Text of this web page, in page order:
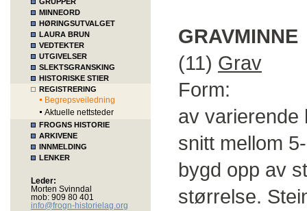
MINNEORD
HØRINGSUTVALGET
LAURA BRUN
VEDTEKTER
UTGIVELSER
SLEKTSGRANSKING
HISTORISKE STIER
REGISTRERING
Begrepsveiledning
Aktuelle nettsteder
FROGNS HISTORIE
ARKIVENE
INNMELDING
LENKER
Leder:
Morten Svinndal
mob: 909 80 401
info@frogn-historielag.org
GRAVMINNE
(11) Grav
Form:
av varierende
snitt mellom
bygd opp av
størrelse.